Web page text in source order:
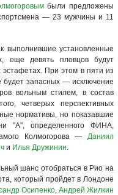
были предложены
— 23 мужчины и 11
выполнившие установленные
еще девять пловцов будут
эстафетах. При этом в пяти из
запасных — исключение
вольным стилем, в состав
четверых перспективных
нормативы, но показавшие
"А", определенного ФИНА,
Колмогорова — Даниил
и Илья Дружинин.
шанс отобраться в Рио на
который пройдет в Лондоне
Осипенко, Андрей Жилкин